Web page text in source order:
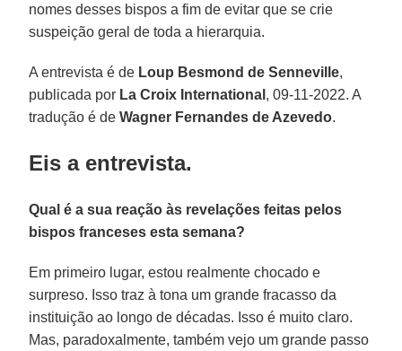
nomes desses bispos a fim de evitar que se crie
suspeição geral de toda a hierarquia.
A entrevista é de Loup Besmond de Senneville,
publicada por La Croix International , 09-11-2022. A
tradução é deWagner Fernandes de Azevedo.
Eis a entrevista.
Qual é a sua reação às revelações feitas pelos
bispos franceses esta semana?
Em primeiro lugar, estou realmente chocado e
surpreso. Isso traz à tona um grande fracasso da
instituição ao longo de décadas. Isso é muito claro.
Mas, paradoxalmente, também vejo um grande passo